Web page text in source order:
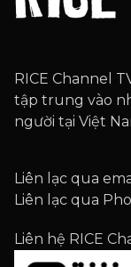
RICE Channel
tập trung vào
người tại Việt
Liên lạc qua
Liên lạc qua
Liên hệ RICE